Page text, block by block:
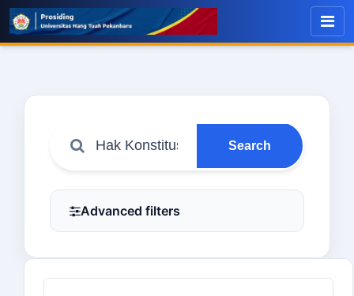
Search
Advanced filters